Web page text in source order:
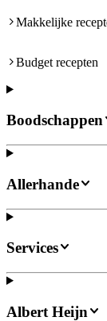
Makkelijke
Budget recepten
Boodschappen
Allerhande
Services
Albert Heijn